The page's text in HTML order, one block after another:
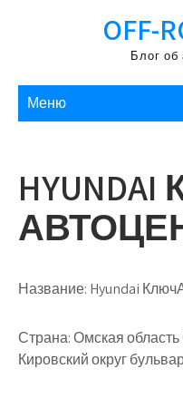
OFF-
Блог об
Меню
Название: Hyundai
Страна:Омская область
Кировский округ